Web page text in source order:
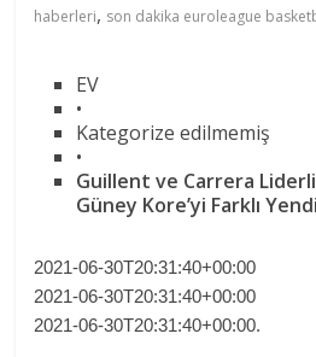
haberleri, son dakika euroleague
EV
•
Kategorize edilmemiş
•
Guillent ve Carrera
Güney Kore’yi Farklı Yendi
2021-06-30T20:31:40+00:00
2021-06-30T20:31:40+00:00
2021-06-30T20:31:40+00:00.